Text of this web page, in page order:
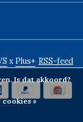
x Plus+ RSS-feed
Is dat akkoord?
cookies »